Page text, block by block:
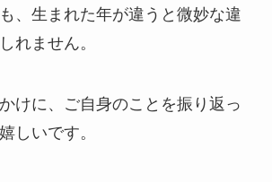
、生まれた年が違うと微妙な違
れません。
けに、ご自身のことを振り返っ
しいです。